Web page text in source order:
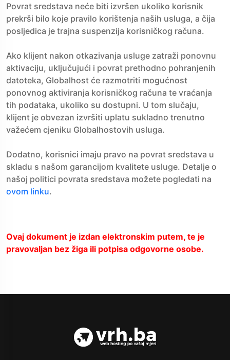
Povrat sredstava neće biti izvršen ukoliko korisnik
prekrši bilo koje pravilo korištenja naših usluga, a čija
posljedica je trajna suspenzija korisničkog računa.
Ako klijent nakon otkazivanja usluge zatraži ponovnu
aktivaciju, uključujući i povrat prethodno pohranjenih
datoteka, Globalhost će razmotriti mogućnost
ponovnog aktiviranja korisničkog računa te vraćanja
tih podataka, ukoliko su dostupni. U tom slučaju,
klijent je obvezan izvršiti uplatu sukladno trenutno
važećem cjeniku Globalhostovih usluga.
Dodatno, korisnici imaju pravo na povrat sredstava u
skladu s našom garancijom kvalitete usluge. Detalje o
našoj politici povrata sredstava možete pogledati na
ovom linku.
Ovaj dokument je izdan elektronskim putem, te je
pravovaljan bez žiga ili potpisa odgovorne osobe.